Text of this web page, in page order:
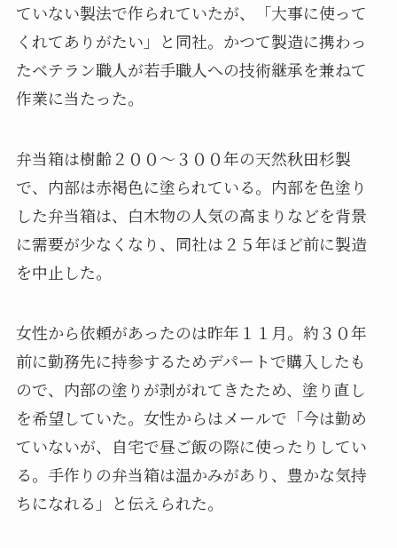
ていない製法で作られていたが、「大事に使って
くれてありがたい」と同社。かつて製造に携わっ
たベテラン職人が若手職人への技術継承を兼ねて
作業に当たった。
弁当箱は樹齢２００～３００年の天然秋田杉製
で、内部は赤褐色に塗られている。内部を色塗り
した弁当箱は、白木物の人気の高まりなどを背景
に需要が少なくなり、同社は２５年ほど前に製造
を中止した。
女性から依頼があったのは昨年１１月。約３０年
前に勤務先に持参するためデパートで購入したも
ので、内部の塗りが剥がれてきたため、塗り直し
を希望していた。女性からはメールで「今は勤め
ていないが、自宅で昼ご飯の際に使ったりしてい
る。手作りの弁当箱は温かみがあり、豊かな気持
ちになれる」と伝えられた。